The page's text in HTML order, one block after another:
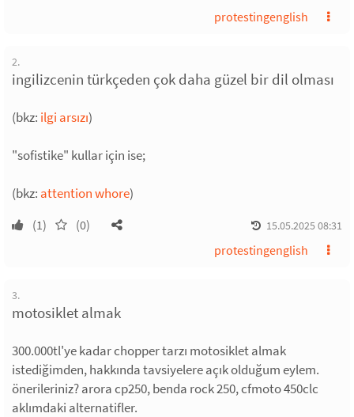
protestingenglish
2.
ingilizcenin türkçeden çok daha güzel bir dil olması
(bkz: ilgi arsızı)
"sofistike" kullar için ise;
(bkz: attention whore)
(1) (0) 15.05.2025 08:31
protestingenglish
3.
motosiklet almak
300.000tl'ye kadar chopper tarzı motosiklet almak
istediğimden, hakkında tavsiyelere açık olduğum eylem.
önerileriniz? arora cp250, benda rock 250, cfmoto 450clc
aklımdaki alternatifler.